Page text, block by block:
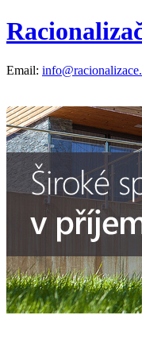
Email: